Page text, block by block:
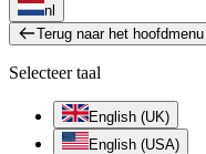
nl
Terug naar het hoofdmenu
Selecteer taal
English (UK)
English (USA)